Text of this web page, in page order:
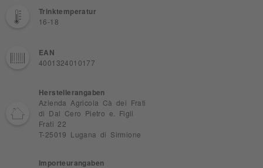
Trinktemperatur
16-18
EAN
4001324010177
Herstellerangaben
Azienda Agricola Cà dei Frati
di Dal Cero Pietro e. Figli
Frati 22
T-25019 Lugana di Sirmione
Importeurangaben